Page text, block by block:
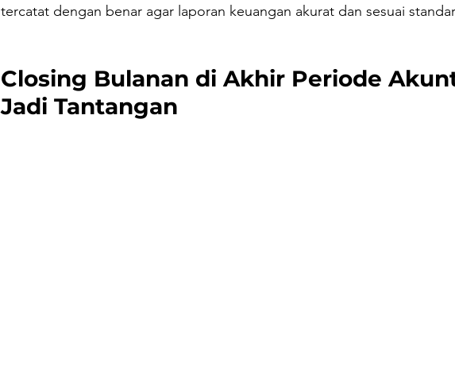
tercatat dengan benar agar laporan keuangan akurat dan sesuai
Closing Bulanan di Akhir Periode
Jadi Tantangan